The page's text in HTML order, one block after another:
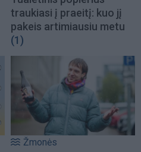
traukiasi į praeitį: kuo jį
pakeis artimiausiu metu
(1)
Žmonės